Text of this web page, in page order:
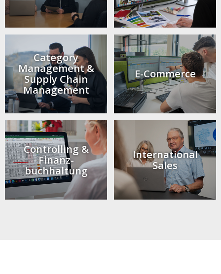
Category
Management &
Supply Chain
Management
E-Commerce
Controlling &
Finanz­
buchhaltung
International
Sales